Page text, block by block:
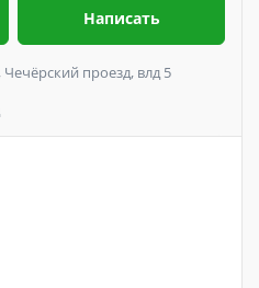
Написать
проезд, влд 5